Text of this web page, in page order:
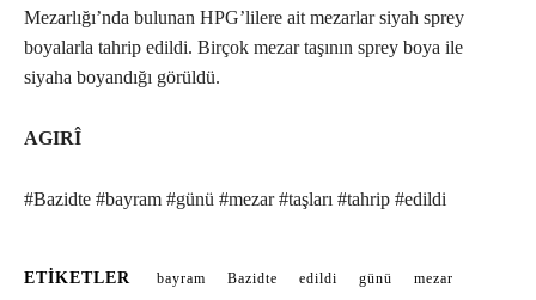
Mezarlığı’nda bulunan HPG’lilere ait mezarlar siyah sprey
boyalarla tahrip edildi. Birçok mezar taşının sprey boya ile
siyaha boyandığı görüldü.
AGIRÎ
#Bazidte #bayram #günü #mezar #taşları #tahrip #edildi
ETIKETLER bayram Bazidte edildi günü mezar